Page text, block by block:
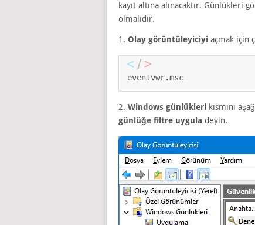
kayıt altına alınacaktır.
olmalıdır.
1. Olay görüntüleyiciyi açmak için
eventvwr.msc
2. Windows günlükleri kısmını
günlüğe filtre uygula deyin.